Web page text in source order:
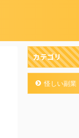
カテゴリ
怪しい副業